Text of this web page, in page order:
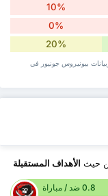
10%
0%
20%
بيونيروس جونيور في
حيث الأهداف المستقبلة
0.8 ضد / مباراة